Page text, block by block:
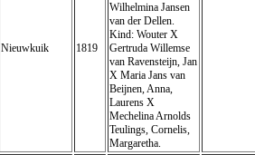
Nieuwkuik 1819
Wilhelmina Jansen
van der Dellen.
Kind: Wouter X
Gertruda Willemse
van Ravensteijn, Jan
X Maria Jans van
Beijnen, Anna,
Laurens X
Mechelina Arnolds
Teulings, Cornelis,
Margaretha.